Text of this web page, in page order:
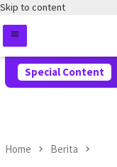
Skip to content
Special Content
Home Berita